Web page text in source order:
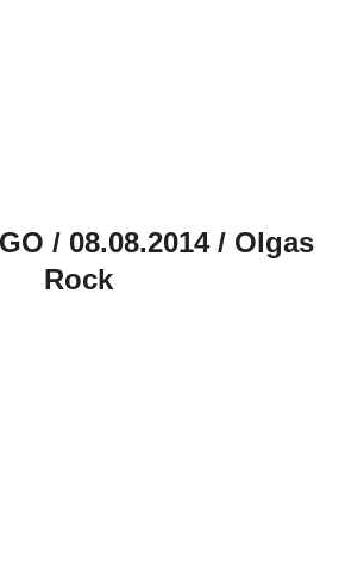
/ 08.08.2014 / Olgas
Rock